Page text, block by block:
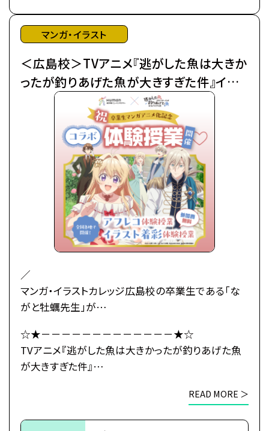
して育てられた。
しかし、弟が生まれたことにより急遽その役目を降り
ることに…。
父からなるべく優良物件の婿を探せと命じられたも
のの、
ムーロ王国内の目ぼしい貴族子息たちはすでに予約
そこで遠縁の親戚 アイーダを頼って隣国のルビーニ
留学し婚活に励んでいたところ、王立学園の卒業パ
ーティーの場で
初対面の王子レナートから身に覚えのない婚約破棄
を宣言されてしまう――！
婚約もしていないのに婚約破棄されたマリーアの婚
活の行方とは…！？
武闘派令嬢のドタバタラブコメディ開幕！
●注意事項
※定員数は校舎毎に異なります。
そのため、ご予約状況により、
抽選等の対応をさせていただく場合がございます。
それまでは予約完了しておりませんので
マンガ・イラスト
＜広島校＞TVアニメ『逃がした魚は大きか
ったが釣りあげた魚が大きすぎた件』イラ
スト着彩体験授業
／
マンガ・イラストカレッジ広島校の卒業生である「な
がと牡蠣先生」が
TVアニメ『逃がした魚は大きかったが釣りあげた魚
が大きすぎた件』とタイアップ！
＼
本格的なイラスト着彩授業をプロ講師が丁寧にサポ
☆★－－－－－－－－－－－－－★☆
TVアニメ『逃がした魚は大きかったが釣りあげた魚
が大きすぎた件』
READ MORE ＞